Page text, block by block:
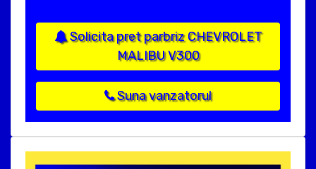
Solicita pret parbriz CHEVROLET
MALIBU V300
Suna vanzatorul